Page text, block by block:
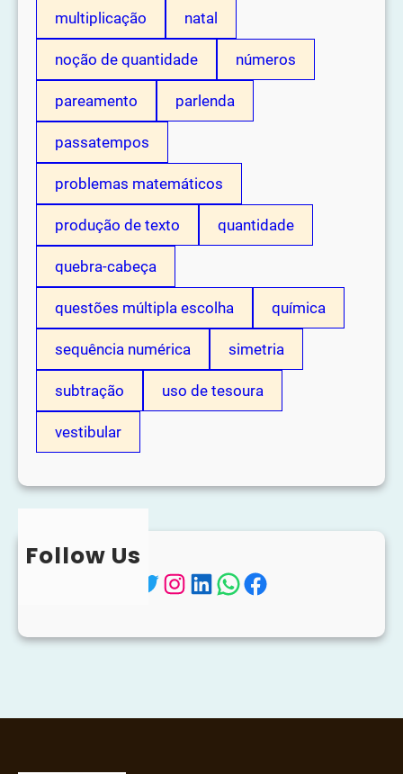
multiplicação natal
noção de quantidade números
pareamento parlenda
passatempos
problemas matemáticos
produção de texto quantidade
quebra-cabeça
questões múltipla escolha química
sequência numérica simetria
subtração uso de tesoura
vestibular
Follow Us
Instagram LinkedIn WhatsApp Facebook